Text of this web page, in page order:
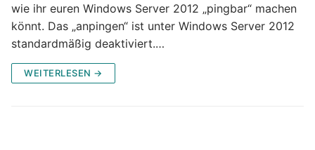
wie ihr euren Windows Server 2012 „pingbar“ machen
könnt. Das „anpingen“ ist unter Windows Server 2012
standardmäßig deaktiviert.…
WEITERLESEN →